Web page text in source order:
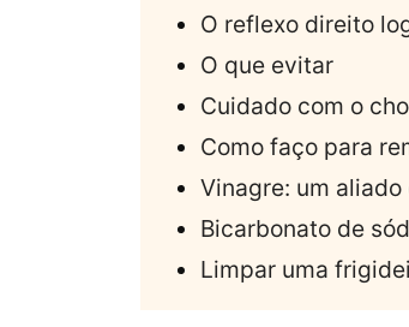
O reflexo direito
O que evitar
Cuidado com o
Como faço para
Vinagre: um
Bicarbonato de
Limpar uma